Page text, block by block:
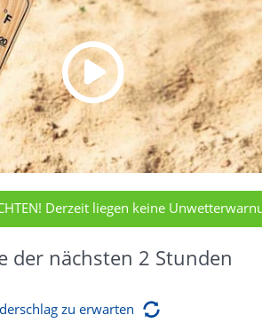
Derzeit liegen keine
der nächsten 2 Stunden
zu erwarten